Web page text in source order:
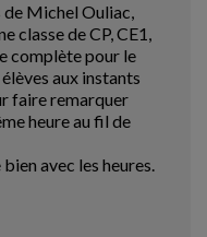
de Michel Ouliac,
classe de CP, CE1,
complète pour le
aux instants
faire remarquer
heure au fil de
avec les heures.